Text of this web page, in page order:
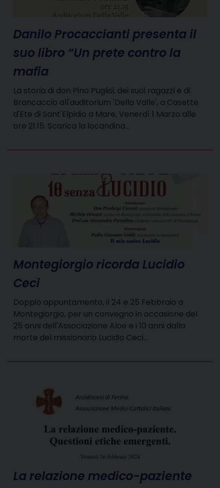
Danilo Procaccianti presenta il
suo libro “Un prete contro la
mafia
La storia di don Pino Puglisi, dei suoi ragazzi e di
Brancaccio all'auditorium 'Della Valle', a Casette
d'Ete di Sant'Elpidio a Mare, Venerdì 1 Marzo alle
ore 21.15. Scarica la locandina…
Montegiorgio ricorda Lucidio
Ceci
Doppio appuntamento, il 24 e 25 Febbraio a
Montegiorgio, per un convegno in occasione del
25 anni dell'Associazione Aloe e i 10 anni dalla
morte del missionario Lucidio Ceci…
La relazione medico-paziente